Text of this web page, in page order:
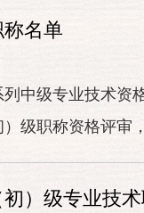
称名单
中级专业技术资
级职称资格评审
）级专业技